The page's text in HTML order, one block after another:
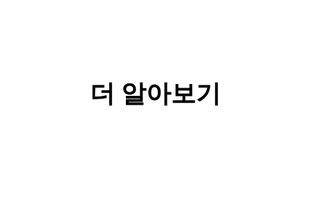
더 알아보기